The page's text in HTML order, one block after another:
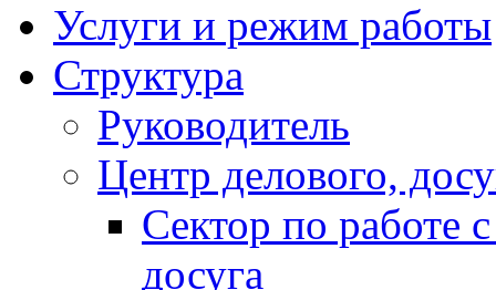
Услуги и режим работы
Структура
Руководитель
Центр делового,
Сектор по работе
досуга